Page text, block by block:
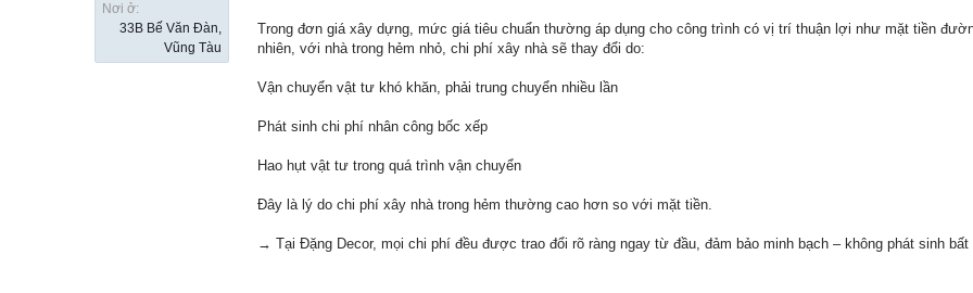
Nơi ở:
33B Bế Văn Đàn,
Vũng Tàu
Trong đơn giá xây dựng, mức giá tiêu chuẩn thường áp dụng cho công trình có vị trí thuận lợi như mặt tiền
nhiên, với nhà trong hẻm nhỏ, chi phí xây nhà sẽ thay đổi do:
Vận chuyển vật tư khó khăn, phải trung chuyển nhiều lần
Phát sinh chi phí nhân công bốc xếp
Hao hụt vật tư trong quá trình vận chuyển
Đây là lý do chi phí xây nhà trong hẻm thường cao hơn so với mặt tiền.
→ Tại Đặng Decor, mọi chi phí đều được trao đổi rõ ràng ngay từ đầu, đảm bảo minh bạch – không phát sinh bất